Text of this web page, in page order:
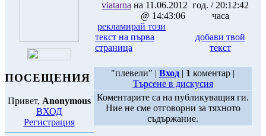
ПОСЕЩЕНИЯ
Привет, Anonymous
ВХОД
Регистрация
viatarna на 11.06.2012
@ 14:43:06
рекламирай този
текст на първа
страница
год. / 20:12:42
часа
добави твой
текст
"плевели" | Вход | 1 коментар |
Търсене в дискусия
Коментарите са на публикуващия ги.
Ние не сме отговорни за тяхното
съдържание.